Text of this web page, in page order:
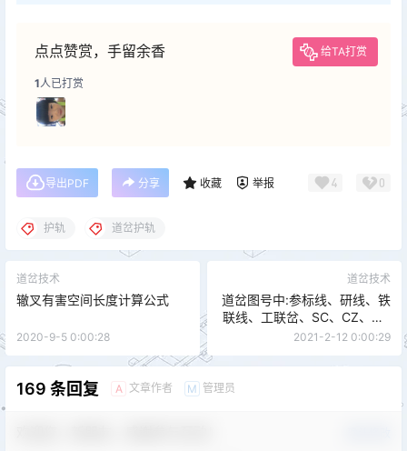
点点赞赏，手留余香 给TA打赏
1人已打赏
导出PDF 分享 收藏 举报 4 0
护轨 道岔护轨
道岔技术
辙叉有害空间长度计算公式
2020-9-5 0:00:28
道岔技术
道岔图号中:参标线、研线、铁
联线、工联岔、SC、CZ、CN
代表什么？
2021-2-12 0:00:29
169 条回复 A 文章作者 M 管理员